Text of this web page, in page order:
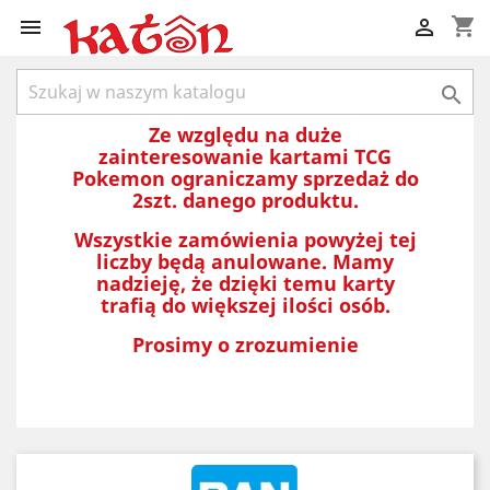
 shopping_cart


Ze względu na duże
zainteresowanie kartami TCG
Pokemon ograniczamy sprzedaż do
2szt. danego produktu.
Wszystkie zamówienia powyżej tej
liczby będą anulowane. Mamy
nadzieję, że dzięki temu karty
trafią do większej ilości osób.
Prosimy o zrozumienie